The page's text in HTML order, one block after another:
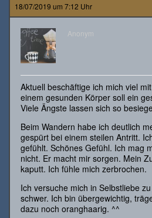
18/07/2019 um 7:12 Uhr
Anonym
Aktuell beschäftige ich mich viel
einem gesunden Körper soll ein
Viele Ängste lassen sich so
Beim Wandern habe ich deutlich
gespürt bei einem steilen Antritt.
gefühlt. Schönes Gefühl. Ich mag
nicht. Er macht mir sorgen. Mein
kaputt. Ich fühle mich zerbrochen.
Ich versuche mich in Selbstliebe
schwer. Ich bin übergewichtig,
dazu noch oranghaarig. ^^